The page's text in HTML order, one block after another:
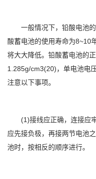
一般情况下，铅酸电池的
酸蓄电池的使用寿命为8~10
将大大降低。铅酸蓄电池的
1.285g/cm3(20)，单电池电
注意以下事项。
(1)接线应正确，连接应牢
应先接负极，再接两节电池
池时，按相反的顺序进行。